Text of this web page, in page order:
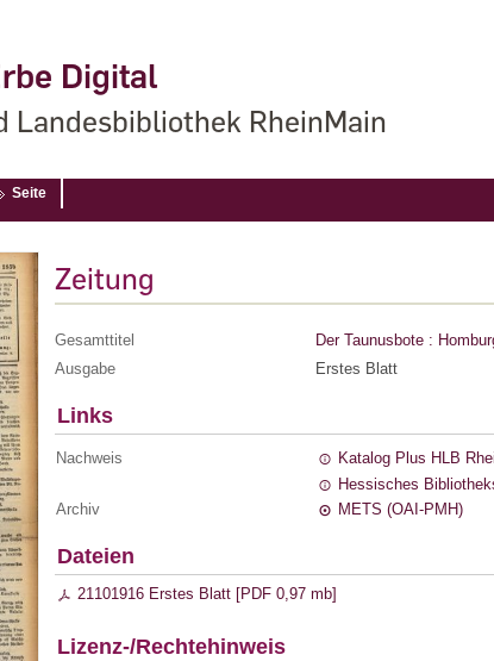
Digital
Landesbibliothek RheinMain
Seite
Zeitung
Gesamttitel
Der Taunusbote :
Ausgabe
Erstes Blatt
Links
Nachweis
Katalog Plus HLB
Hessisches
Archiv
METS (OAI-PMH)
Dateien
21101916 Erstes Blatt [PDF 0,97 mb]
Lizenz-/Rechtehinweis